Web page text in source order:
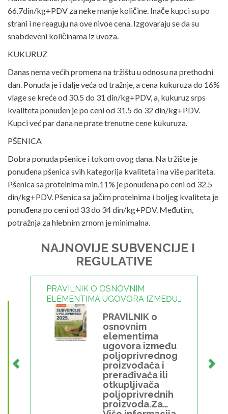
66.7din/kg+PDV za neke manje količine. Inače kupci su po
strani i ne reaguju na ove nivoe cena. Izgovaraju se da su
snabdeveni količinama iz uvoza.
KUKURUZ
Danas nema većih promena na tržištu u odnosu na prethodni
dan. Ponuda je i dalje veća od tražnje, a cena kukuruza do 16%
vlage se kreće od 30.5 do 31 din/kg+PDV, a, kukuruz srps
kvaliteta ponuđen je po ceni od 31.5 do 32 din/kg+PDV.
Kupci već par dana ne prate trenutne cene kukuruza.
PŠENICA
Dobra ponuda pšenice i tokom ovog dana. Na tržište je
ponuđena pšenica svih kategorija kvaliteta i na više pariteta.
Pšenica sa proteinima min.11% je ponuđena po ceni od 32.5
din/kg+PDV. Pšenica sa jačim proteinima i boljeg kvaliteta je
ponuđena po ceni od 33 do 34 din/kg+PDV. Međutim,
potražnja za hlebnim zrnom je minimalna.
NAJNOVIJE SUBVENCIJE I
REGULATIVE
PRAVILNIK O OSNOVNIM
ELEMENTIMA UGOVORA IZMEĐU
POLJOPRIVREDNOG
PROIZVOĐAČA I PRERAĐIVAČA ILI
OTKUPLJIVAČA
POLJOPRIVREDNIH PROIZVODA -
PRAVILNIK o
osnovnim
elementima
ugovora između
poljoprivrednog
proizvođača i
prerađivača ili
otkupljivača
poljoprivrednih
proizvoda.Za